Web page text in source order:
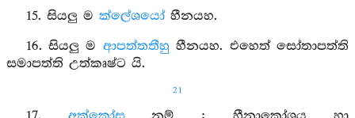
15. සියලු ම ක්ලේශයෝහීනයහ.
16. සියලු ම ආපත්තතීහු හීනයහ. එහෙත් සෝතාපත්ති
සමාපත්ති උත්කෘෂ්ට යි.
21